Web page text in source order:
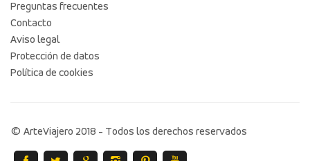
Preguntas frecuentes
Contacto
Aviso legal
Protección de datos
Política de cookies
© ArteViajero 2018 - Todos los derechos reservados